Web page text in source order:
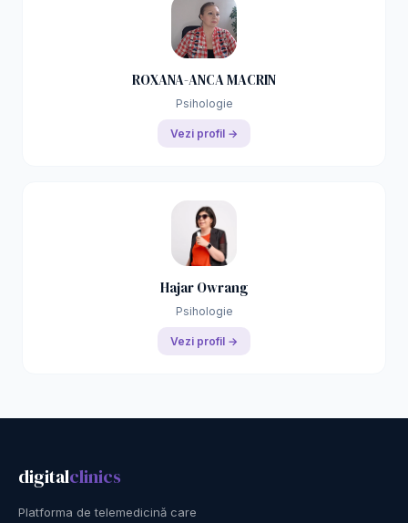
ROXANA-ANCA MACRIN
Psihologie
Vezi profil →
Hajar Owrang
Psihologie
Vezi profil →
digitalclinics
Platforma de telemedicină care